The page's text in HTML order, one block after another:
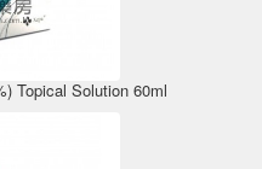
Topical Solution 60ml